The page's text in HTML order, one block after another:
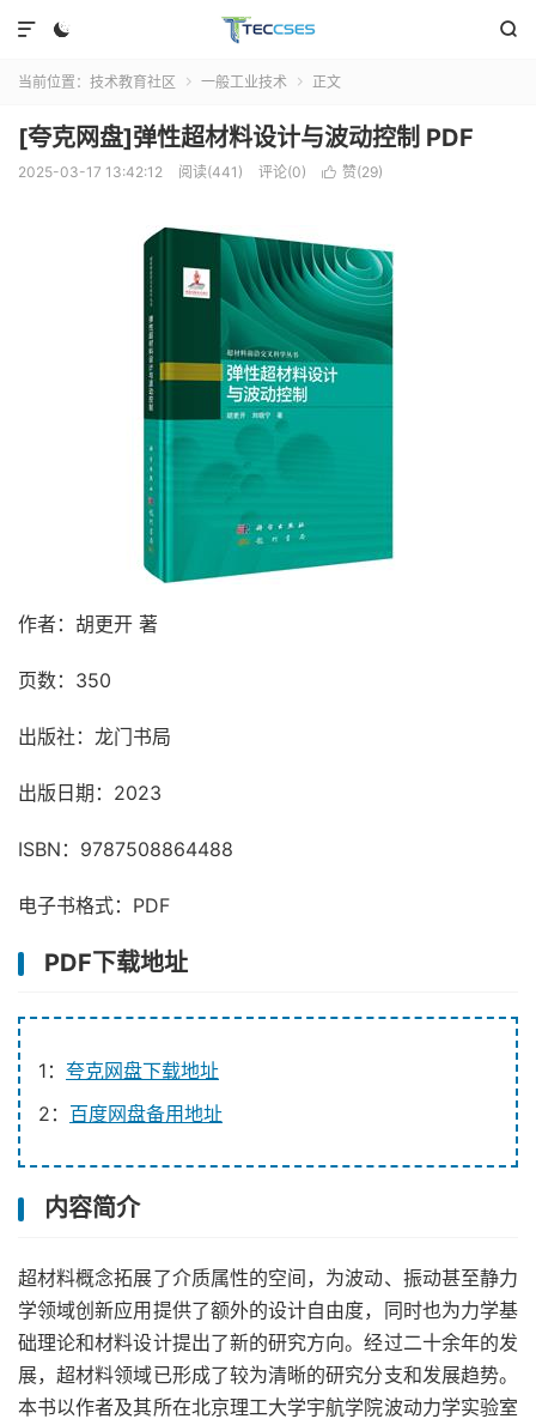
 

当前位置： 技术教育社区  一般工业技术  正文
[夸克网盘]弹性超材料设计与波动控制 PDF
2025-03-17 13:42:12 阅读(441) 评论(0)  赞(29)
作者：胡更开 著
页数：350
出版社：龙门书局
出版日期：2023
ISBN：9787508864488
电子书格式：PDF
PDF下载地址
1： 夸克网盘下载地址
2： 百度网盘备用地址
内容简介
超材料概念拓展了介质属性的空间，为波动、振动甚至静力
学领域创新应用提供了额外的设计自由度，同时也为力学基
础理论和材料设计提出了新的研究方向。经过二十余年的发
展，超材料领域已形成了较为清晰的研究分支和发展趋势。
本书以作者及其所在北京理工大学宇航学院波动力学实验室